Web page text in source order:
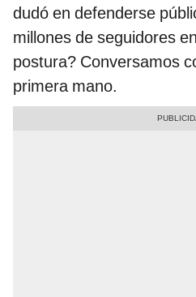
dudó en defenderse
millones de seguidores
postura? Conversamos
primera mano.